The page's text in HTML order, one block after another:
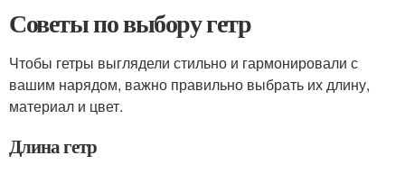
Советы по выбору гетр
Чтобы гетры выглядели стильно и гармонировали с
вашим нарядом, важно правильно выбрать их длину,
материал и цвет.
Длина гетр